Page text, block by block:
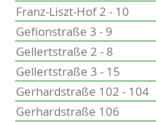
Franz-Liszt-Hof 2 - 10
Gefionstraße 3 - 9
Gellertstraße 2 - 8
Gellertstraße 3 - 15
Gerhardstraße 102 - 104
Gerhardstraße 106